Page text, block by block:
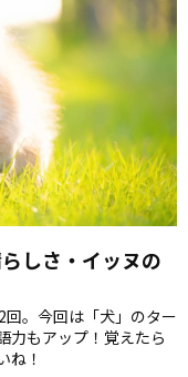
しさ・イッヌの
。今回は「犬」のター
力もアップ！覚えたら
ね！